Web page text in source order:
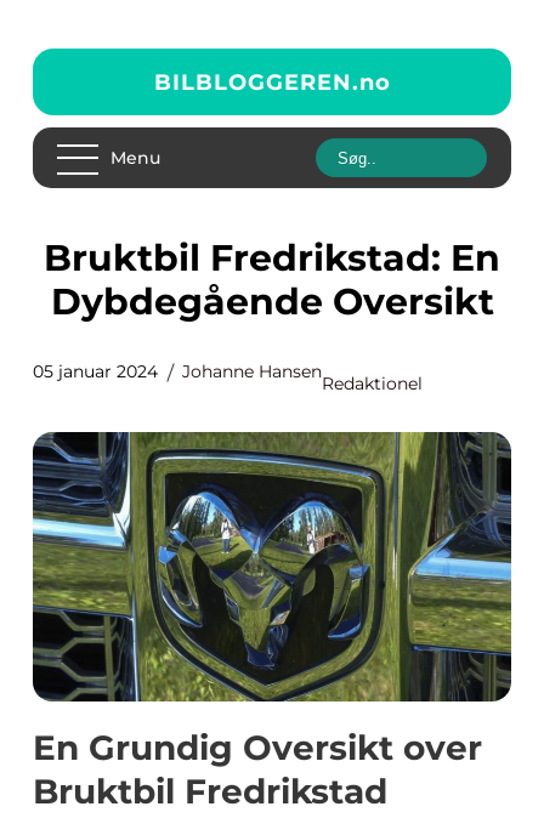
BILBLOGGEREN.no
Menu
Bruktbil Fredrikstad: En
Dybdegående Oversikt
05 januar 2024 Johanne Hansen
Redaktionel
En Grundig Oversikt over
Bruktbil Fredrikstad